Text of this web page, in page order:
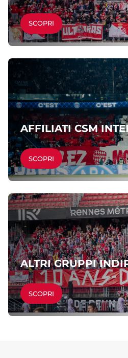
SCOPRI
AFFILIATI CSM
SCOPRI
ALTRI GRUPPI
SCOPRI